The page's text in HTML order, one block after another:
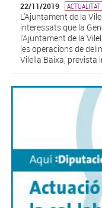
22/11/2019 ACTUALITAT
L'Ajuntament de la
interessats que la
l'Ajuntament de la
les operacions de
Vilella Baixa, prevista